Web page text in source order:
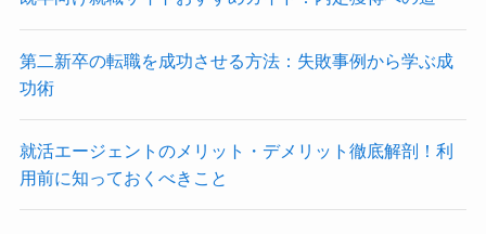
第二新卒の転職を成功させる方法：失敗事例から学ぶ成
功術
就活エージェントのメリット・デメリット徹底解剖！利
用前に知っておくべきこと